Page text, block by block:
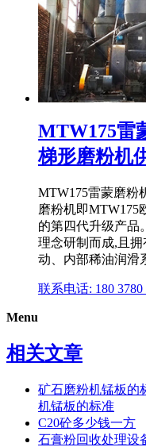
MTW175雷
梯形磨粉机
MTW175雷蒙磨
磨粉机即MTW175
的第四代升级产品
理念研制而成,且
动、内部稀油润滑
联系电话: 180 3780
Menu
相关文章
矿石磨粉机锰板的
机锰板的标准
C20砼多少钱一方
石膏粉回收处理设